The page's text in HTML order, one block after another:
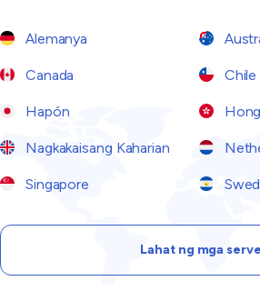
Alemanya
Canada Chile
Hapón
Nagkakaisang Kaharian
Singapore
Lahat ng mga